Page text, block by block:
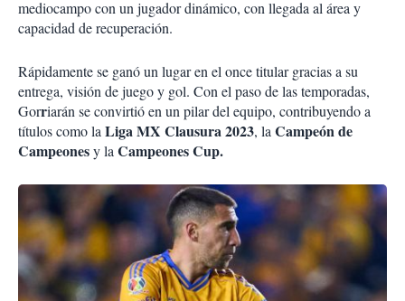
mediocampo con un jugador dinámico, con llegada al área y
capacidad de recuperación.
Rápidamente se ganó un lugar en el once titular gracias a su
entrega, visión de juego y gol. Con el paso de las temporadas,
Gorriarán se convirtió en un pilar del equipo, contribuyendo a
títulos como laLiga MX Clausura 2023, laCampeón de
Campeonesy laCampeones Cup.